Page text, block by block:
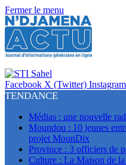
Fermer le menu
Facebook X (Twitter) Instagram
TENDANCE
Médias : une nouvelle
Moundou : 10 jeunes
projet MounDix
Province : 3 officiers de
Culture : La Maison de